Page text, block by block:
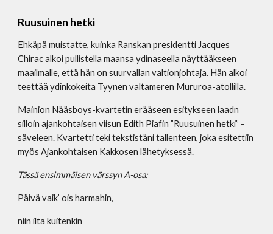
Ruusuinen hetki
Ehkäpä muistatte, kuinka Ranskan presidentti Jacques
Chirac alkoi pullistella maansa ydinaseella näyttääkseen
maailmalle, että hän on suurvallan valtionjohtaja. Hän alkoi
teettää ydinkokeita Tyynen valtameren Mururoa-atollilla.
Mainion Nääsboys-kvartetin erääseen esitykseen laadn
silloin ajankohtaisen viisun Edith Piafin ”Ruusuinen hetki” -
säveleen. Kvartetti teki tekstistäni tallenteen, joka esitettiin
myös Ajankohtaisen Kakkosen lähetyksessä.
Tässä ensimmäisen värssyn A-osa:
Päivä vaik’ ois harmahin,
niin ilta kuitenkin